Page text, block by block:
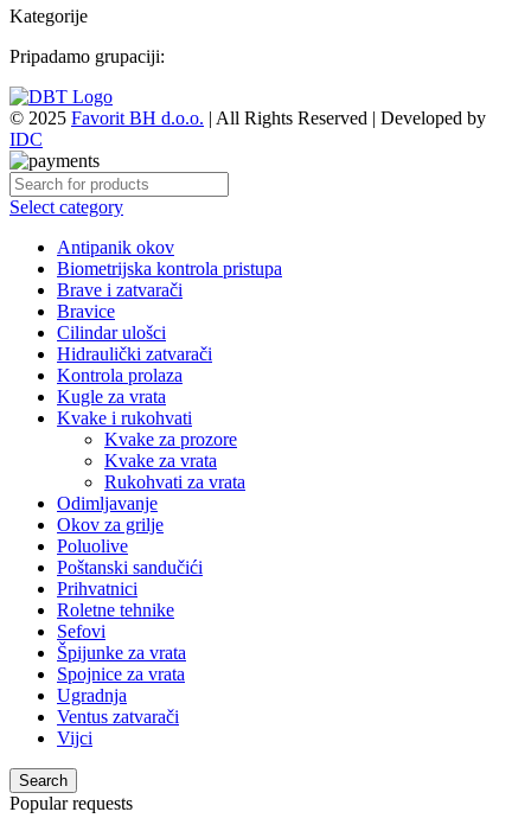
Kategorije
Pripadamo grupaciji:
© 2025 Favorit BH d.o.o. | All Rights Reserved | Developed by
IDC
Select category
Antipanik okov
Biometrijska kontrola pristupa
Brave i zatvarači
Bravice
Cilindar ulošci
Hidraulički zatvarači
Kontrola prolaza
Kugle za vrata
Kvake i rukohvati
Kvake za prozore
Kvake za vrata
Rukohvati za vrata
Odimljavanje
Okov za grilje
Poluolive
Poštanski sandučići
Prihvatnici
Roletne tehnike
Sefovi
Špijunke za vrata
Spojnice za vrata
Ugradnja
Ventus zatvarači
Vijci
Search
Popular requests